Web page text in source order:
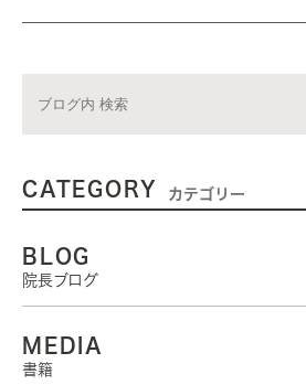
CATEGORY カテゴリー
BLOG
院長ブログ
MEDIA
書籍